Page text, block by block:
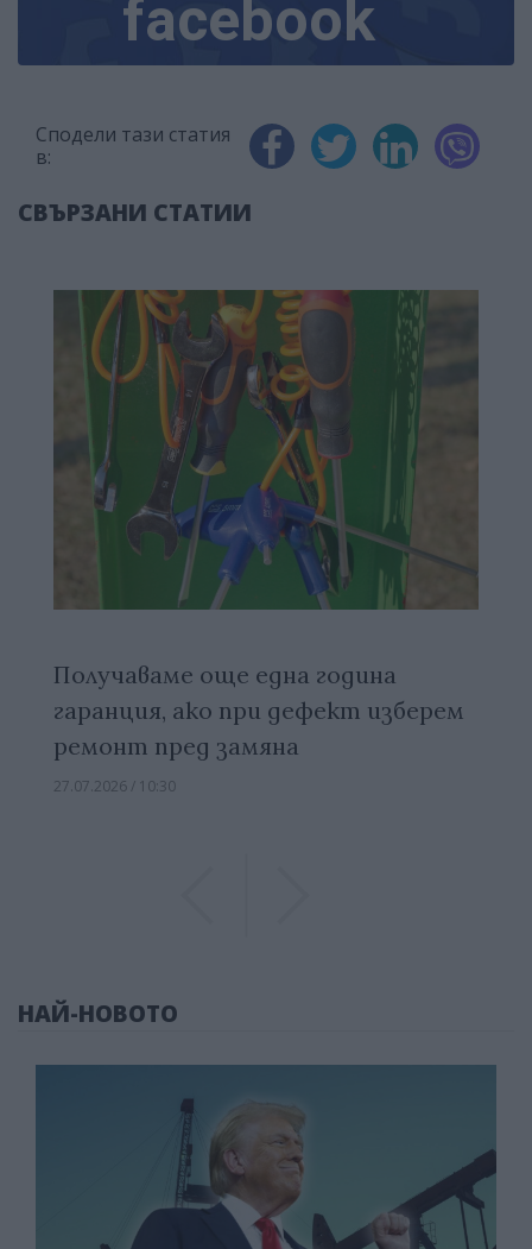
facebook
Сподели тази статия
в:
СВЪРЗАНИ СТАТИИ
Получаваме още една година
гаранция, ако при дефект изберем
ремонт пред замяна
27.07.2026 / 10:30
НАЙ-НОВОТО